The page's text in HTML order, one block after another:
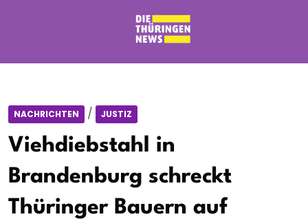
NACHRICHTEN / JUSTIZ
Viehdiebstahl in
Brandenburg schreckt
Thüringer Bauern auf